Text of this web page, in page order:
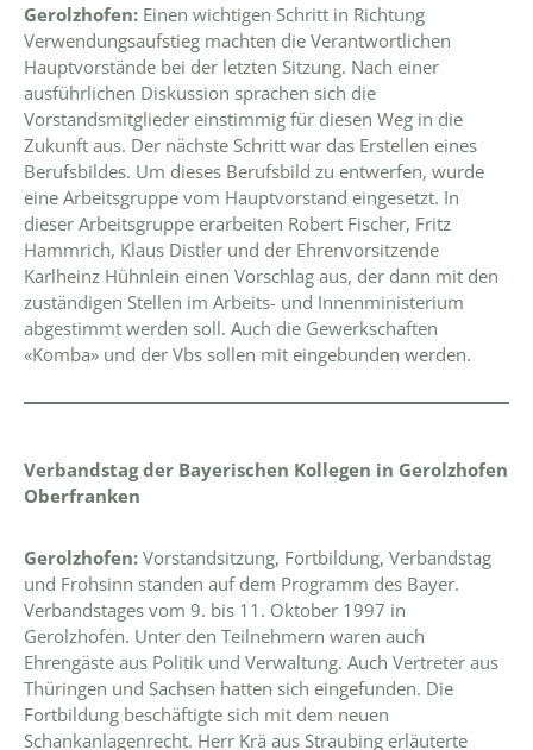
Gerolzhofen: Einen wichtigen Schritt in Richtung
Verwendungsaufstieg machten die Verantwortlichen
Hauptvorstände bei der letzten Sitzung. Nach einer
ausführlichen Diskussion sprachen sich die
Vorstandsmitglieder einstimmig für diesen Weg in die
Zukunft aus. Der nächste Schritt war das Erstellen eines
Berufsbildes. Um dieses Berufsbild zu entwerfen, wurde
eine Arbeitsgruppe vom Hauptvorstand eingesetzt. In
dieser Arbeitsgruppe erarbeiten Robert Fischer, Fritz
Hammrich, Klaus Distler und der Ehrenvorsitzende
Karlheinz Hühnlein einen Vorschlag aus, der dann mit den
zuständigen Stellen im Arbeits- und Innenministerium
abgestimmt werden soll. Auch die Gewerkschaften
«Komba» und der Vbs sollen mit eingebunden werden.
Verbandstag der Bayerischen Kollegen in Gerolzhofen
Oberfranken
Gerolzhofen: Vorstandsitzung, Fortbildung, Verbandstag
und Frohsinn standen auf dem Programm des Bayer.
Verbandstages vom 9. bis 11. Oktober 1997 in
Gerolzhofen. Unter den Teilnehmern waren auch
Ehrengäste aus Politik und Verwaltung. Auch Vertreter aus
Thüringen und Sachsen hatten sich eingefunden. Die
Fortbildung beschäftigte sich mit dem neuen
Schankanlagenrecht. Herr Krä aus Straubing erläuterte